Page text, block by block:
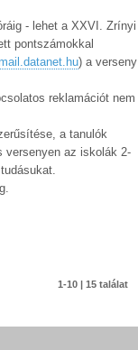
- lehet a XXVI. Zrínyi
pontszámokkal
) a verseny
reklamációt nem
a tanulók
versenyen az iskolák 2-
1-10 | 15 találat